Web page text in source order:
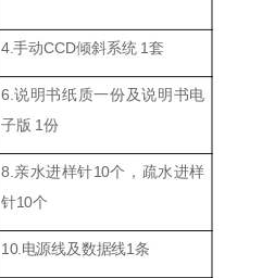
4.手动CCD倾斜系统1套
6.说明书纸质一份及说明书电
子版 1份
8. 亲水进样针10个，疏水进样
针10个
10. 电源线及数据线1条